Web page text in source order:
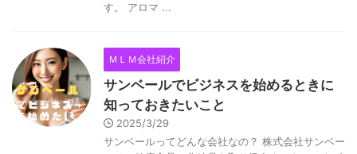
す。 アロマ ...
ＭＬＭ会社紹介
サンベールでビジネスを始めるときに
知っておきたいこと
2025/3/29
サンベールってどんな会社なの？ 株式会社サンベー